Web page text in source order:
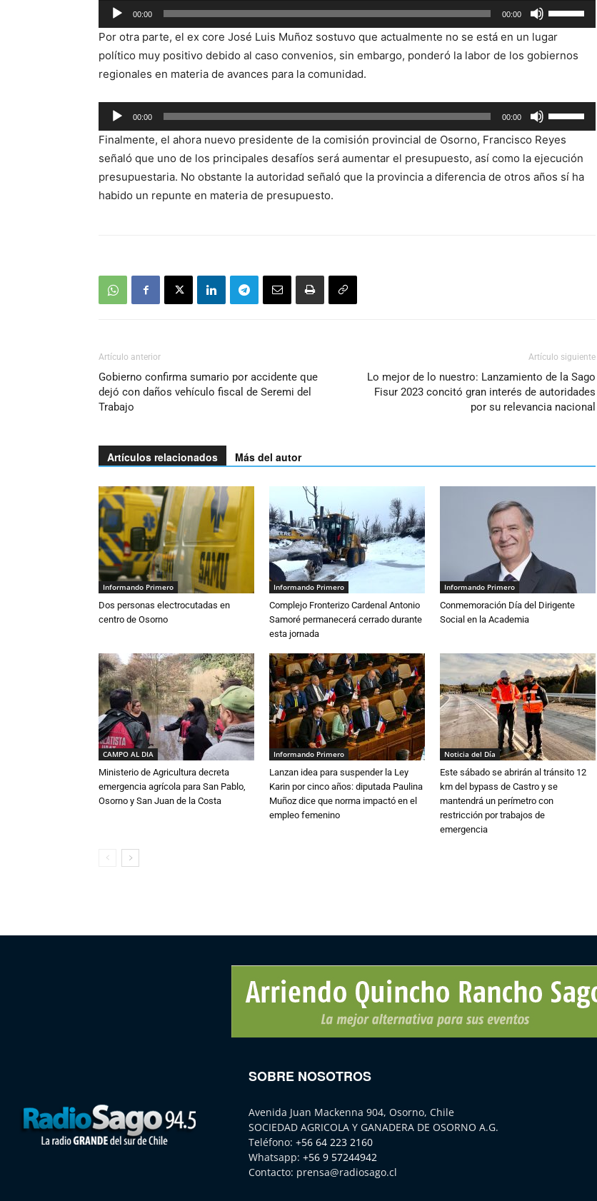
Reproductor
de
audio
00:00 00:00
las
teclas
de
arriba/abajo
para
aumentar
o
disminuir
Por otra parte, el ex core José Luis Muñoz sostuvo que actualmente no se está en un lugar
político muy positivo debido al caso convenios, sin embargo, ponderó la labor de los gobiernos
regionales en materia de avances para la comunidad.
Reproductor
de
audio
00:00 00:00
las
teclas
de
flecha
Finalmente, el ahora nuevo presidente de la comisión provincial de Osorno, Francisco Reyes
señaló que uno de los principales desafíos será aumentar el presupuesto, así como la ejecución
presupuestaria. No obstante la autoridad señaló que la provincia a diferencia de otros años sí ha
habido un repunte en materia de presupuesto.
Artículo anterior
Gobierno confirma sumario por accidente que
dejó con daños vehículo fiscal de Seremi del
Trabajo
Artículo siguiente
Lo mejor de lo nuestro: Lanzamiento de la Sago
Fisur 2023 concitó gran interés de autoridades
por su relevancia nacional
Artículos relacionados Más del autor
Informando Primero
Dos personas electrocutadas en
centro de Osorno
Informando Primero
Complejo Fronterizo Cardenal Antonio
Samoré permanecerá cerrado durante
esta jornada
Informando Primero
Conmemoración Día del Dirigente
Social en la Academia
CAMPO AL DIA
Ministerio de Agricultura decreta
emergencia agrícola para San Pablo,
Osorno y San Juan de la Costa
Informando Primero
Lanzan idea para suspender la Ley
Karin por cinco años: diputada Paulina
Muñoz dice que norma impactó en el
empleo femenino
Noticia del Día
Este sábado se abrirán al tránsito 12
km del bypass de Castro y se
mantendrá un perímetro con
restricción por trabajos de
emergencia
SOBRE NOSOTROS
Avenida Juan Mackenna 904, Osorno, Chile
SOCIEDAD AGRICOLA Y GANADERA DE OSORNO A.G.
Teléfono: +56 64 223 2160
Whatsapp: +56 9 57244942
Contacto: prensa@radiosago.cl